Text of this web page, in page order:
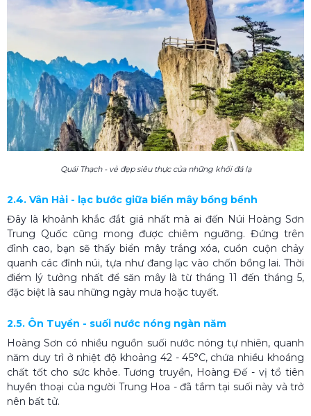
Quái Thạch - vẻ đẹp siêu thực của những khối đá lạ
2.4. Vân Hải - lạc bước giữa biển mây bồng bềnh
Đây là khoảnh khắc đắt giá nhất mà ai đến Núi Hoàng Sơn
Trung Quốc cũng mong được chiêm ngưỡng. Đứng trên
đỉnh cao, bạn sẽ thấy biển mây trắng xóa, cuồn cuộn chảy
quanh các đỉnh núi, tựa như đang lạc vào chốn bồng lai. Thời
điểm lý tưởng nhất để săn mây là từ tháng 11 đến tháng 5,
đặc biệt là sau những ngày mưa hoặc tuyết.
2.5. Ôn Tuyền - suối nước nóng ngàn năm
Hoàng Sơn có nhiều nguồn suối nước nóng tự nhiên, quanh
năm duy trì ở nhiệt độ khoảng 42 - 45°C, chứa nhiều khoáng
chất tốt cho sức khỏe. Tương truyền, Hoàng Đế - vị tổ tiên
huyền thoại của người Trung Hoa - đã tắm tại suối này và trở
nên bất tử.